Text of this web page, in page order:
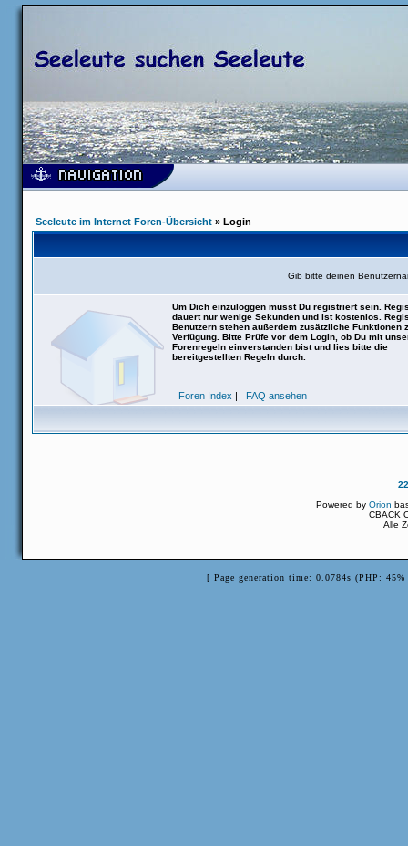
Seeleute im Internet Foren-Übersicht » Login
Gib bitte deinen
Um Dich einzuloggen musst Du registriert sein.
dauert nur wenige Sekunden und ist kostenlos.
Benutzern stehen außerdem zusätzliche Funktionen
Verfügung. Bitte Prüfe vor dem Login, ob Du mit
Forenregeln einverstanden bist und lies bitte die
bereitgestellten Regeln durch.
Foren Index | FAQ ansehen
Powered byOrion
CBACK
Alle
[ Page generation time: 0.0784s (PHP: